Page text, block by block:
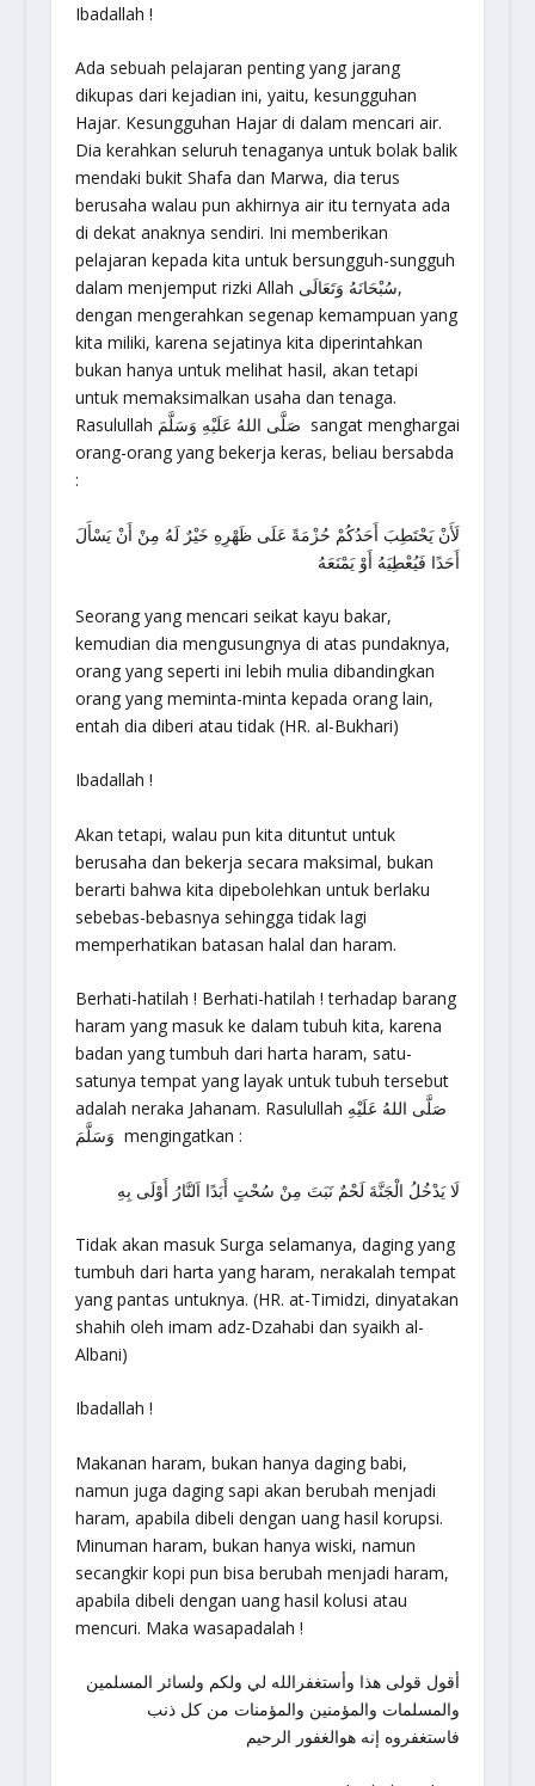
Ibadallah !
Ada sebuah pelajaran penting yang jarang
dikupas dari kejadian ini, yaitu, kesungguhan
Hajar. Kesungguhan Hajar di dalam mencari air.
Dia kerahkan seluruh tenaganya untuk bolak balik
mendaki bukit Shafa dan Marwa, dia terus
berusaha walau pun akhirnya air itu ternyata ada
di dekat anaknya sendiri. Ini memberikan
pelajaran kepada kita untuk bersungguh-sungguh
dalam menjemput rizki Allah سُبْحَانَهُ وَتَعَالَى,
dengan mengerahkan segenap kemampuan yang
kita miliki, karena sejatinya kita diperintahkan
bukan hanya untuk melihat hasil, akan tetapi
untuk memaksimalkan usaha dan tenaga.
Rasulullah صَلَّى اللهُ عَلَيْهِ وَسَلَّمَ sangat menghargai
orang-orang yang bekerja keras, beliau bersabda
:
لَأَنْ يَحْتَطِبَ أَحَدُكُمْ حُزْمَةً عَلَى ظَهْرِهِ خَيْرٌ لَهُ مِنْ أَنْ يَسْأَلَ
أَحَدًا فَيُعْطِيَهُ أَوْ يَمْنَعَهُ
Seorang yang mencari seikat kayu bakar,
kemudian dia mengusungnya di atas pundaknya,
orang yang seperti ini lebih mulia dibandingkan
orang yang meminta-minta kepada orang lain,
entah dia diberi atau tidak (HR. al-Bukhari)
Ibadallah !
Akan tetapi, walau pun kita dituntut untuk
berusaha dan bekerja secara maksimal, bukan
berarti bahwa kita dipebolehkan untuk berlaku
sebebas-bebasnya sehingga tidak lagi
memperhatikan batasan halal dan haram.
Berhati-hatilah ! Berhati-hatilah ! terhadap barang
haram yang masuk ke dalam tubuh kita, karena
badan yang tumbuh dari harta haram, satu-
satunya tempat yang layak untuk tubuh tersebut
adalah neraka Jahanam. Rasulullah صَلَّى اللهُ عَلَيْهِ
وَسَلَّمَ mengingatkan :
لَا يَدْخُلُ الْجَنَّةَ لَحْمٌ نَبَتَ مِنْ سُحْتٍ أَبَدًا اَلنَّارُ أَوْلَى بِهِ
Tidak akan masuk Surga selamanya, daging yang
tumbuh dari harta yang haram, nerakalah tempat
yang pantas untuknya. (HR. at-Timidzi, dinyatakan
shahih oleh imam adz-Dzahabi dan syaikh al-
Albani)
Ibadallah !
Makanan haram, bukan hanya daging babi,
namun juga daging sapi akan berubah menjadi
haram, apabila dibeli dengan uang hasil korupsi.
Minuman haram, bukan hanya wiski, namun
secangkir kopi pun bisa berubah menjadi haram,
apabila dibeli dengan uang hasil kolusi atau
mencuri. Maka wasapadalah !
أقول قولى هذا وأستغفرالله لي ولكم ولسائر المسلمين
والمسلمات والمؤمنين والمؤمنات من كل ذنب
فاستغفروه إنه هوالغفور الرحيم